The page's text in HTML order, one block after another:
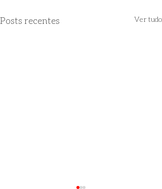
Posts recentes Ver tudo